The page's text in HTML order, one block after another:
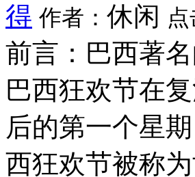
得 作者： 休闲
前言：巴西著
巴西狂欢节在
后的第一个星
西狂欢节被称